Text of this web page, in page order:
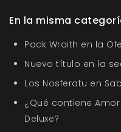
En la misma
Pack Wraith en la
Nuevo título en la
Los Nosferatu en
¿Qué contiene
Deluxe?